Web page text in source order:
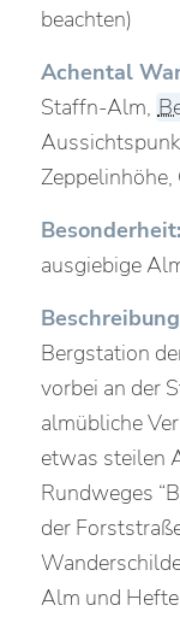
beachten)
Achental
Staffn-Alm,
Besonderheit:
ausgiebige
Bergstation
vorbei an der
almübliche
etwas steilen
Rundweges
der
Alm und